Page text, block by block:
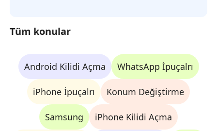
Tüm konular
Android Kilidi Açma WhatsApp İpuçalrı
iPhone İpuçalrı Konum Değiştirme
Samsung iPhone Kilidi Açma